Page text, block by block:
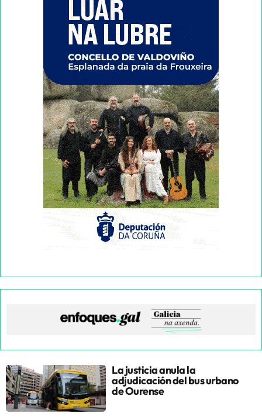
La justicia anula la
adjudicación del bus urbano
de Ourense